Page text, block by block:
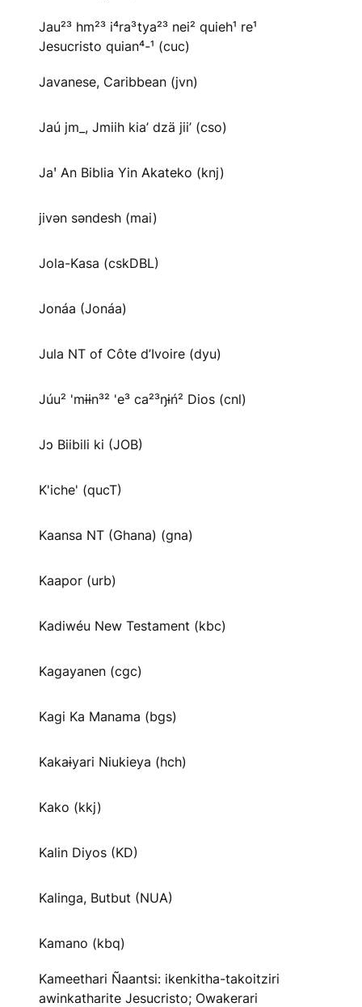
Jau²³ hm²³ i⁴ra³tya²³ nei² quieh¹ re¹
Jesucristo quian⁴-¹ (cuc)
Javanese, Caribbean (jvn)
Jaú jm_, Jmiih kia’ dzä jii’ (cso)
Jaꞌ An Biblia Yin Akateko (knj)
jivən səndesh (mai)
Jola-Kasa (cskDBL)
Jonáa (Jonáa)
Jula NT of Côte d’Ivoire (dyu)
Júu² 'mɨɨn³² 'e³ ca²³ŋɨń² Dios (cnl)
Jɔ Biibili ki (JOB)
K'iche' (qucT)
Kaansa NT (Ghana) (gna)
Kaapor (urb)
Kadiwéu New Testament (kbc)
Kagayanen (cgc)
Kagi Ka Manama (bgs)
Kakaɨyari Niukieya (hch)
Kako (kkj)
Kalin Diyos (KD)
Kalinga, Butbut (NUA)
Kamano (kbq)
Kameethari Ñaantsi: ikenkitha-takoitziri
awinkatharite Jesucristo; Owakerari